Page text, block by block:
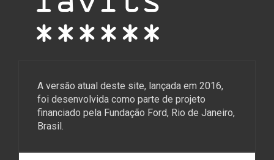
A versão atual deste site, lançada em 2016,
foi desenvolvida como parte de projeto
financiado pela Fundação Ford, Rio de Janeiro,
Brasil.